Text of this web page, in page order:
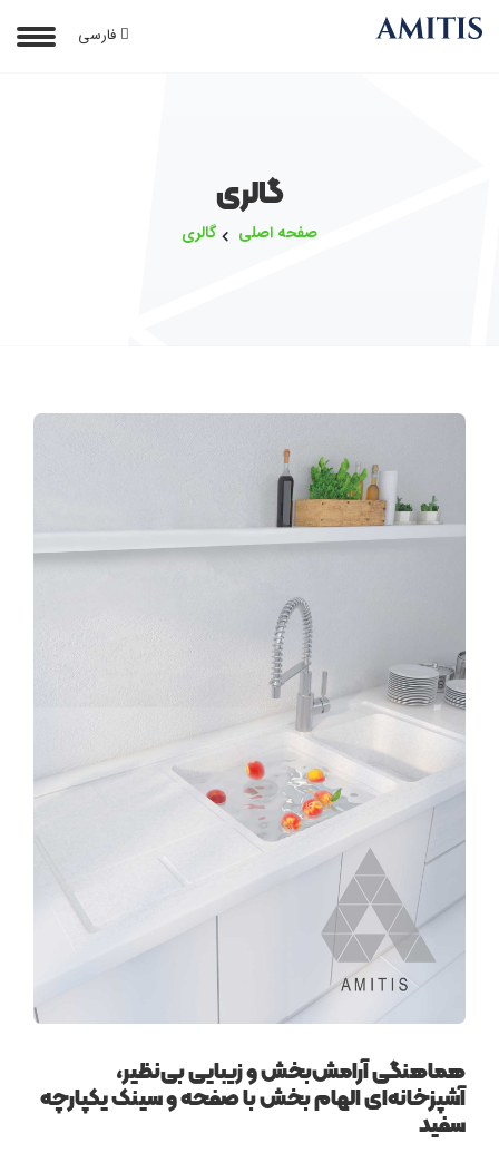
فارسی
گالری
صفحه اصلی گالری
هماهنگی آرامش‌بخش و زیبایی بی‌نظیر،
آشپزخانه‌ای الهام بخش با صفحه و سینک یکپارچه
سفید